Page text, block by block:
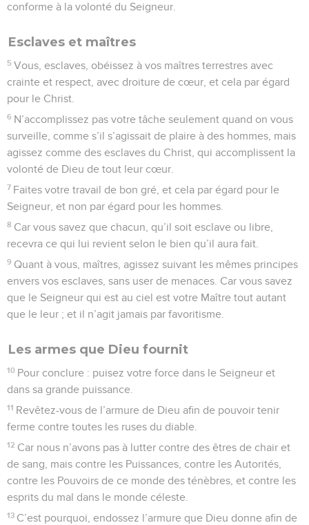
conforme à la volonté du Seigneur.
Esclaves et maîtres
5 Vous, esclaves, obéissez à vos maîtres terrestres avec
crainte et respect, avec droiture de cœur, et cela par égard
pour le Christ.
6 N’accomplissez pas votre tâche seulement quand on vous
surveille, comme s’il s’agissait de plaire à des hommes, mais
agissez comme des esclaves du Christ, qui accomplissent la
volonté de Dieu de tout leur cœur.
7 Faites votre travail de bon gré, et cela par égard pour le
Seigneur, et non par égard pour les hommes.
8 Car vous savez que chacun, qu’il soit esclave ou libre,
recevra ce qui lui revient selon le bien qu’il aura fait.
9 Quant à vous, maîtres, agissez suivant les mêmes principes
envers vos esclaves, sans user de menaces. Car vous savez
que le Seigneur qui est au ciel est votre Maître tout autant
que le leur ; et il n’agit jamais par favoritisme.
Les armes que Dieu fournit
10 Pour conclure : puisez votre force dans le Seigneur et
dans sa grande puissance.
11 Revêtez-vous de l’armure de Dieu afin de pouvoir tenir
ferme contre toutes les ruses du diable.
12 Car nous n’avons pas à lutter contre des êtres de chair et
de sang, mais contre les Puissances, contre les Autorités,
contre les Pouvoirs de ce monde des ténèbres, et contre les
esprits du mal dans le monde céleste.
13 C’est pourquoi, endossez l’armure que Dieu donne afin de